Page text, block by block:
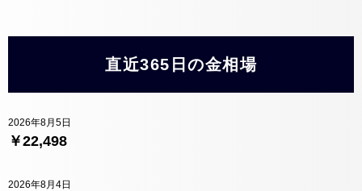
直近365日の金相場
￥22,498
2026年8月5日
2026年8月4日